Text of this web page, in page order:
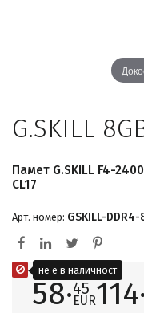
G.SKILL
Памет G.SKILL F4-
CL17
Арт. номер: GSKILL-DDR4-
58·45
EUR114·
не е в наличност